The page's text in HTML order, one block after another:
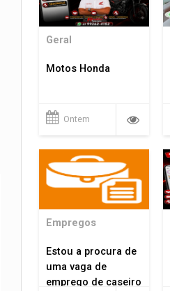
Geral
Motos Honda
Ontem
Empregos
Estou a procura de
uma vaga de
emprego de caseiro